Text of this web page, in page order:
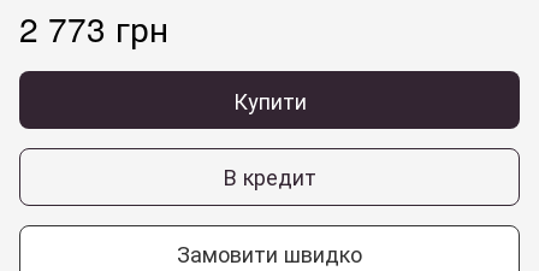
2 773 грн
Купити
В кредит
Замовити швидко